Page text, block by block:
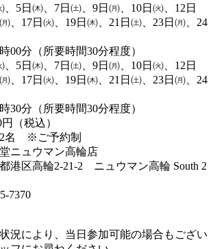
5日㈭、7日㈯、9日㈪、10日㈫、12日
、17日㈫、19日㈭、21日㈯、23日㈪、24
00分（所要時間30分程度）
5日㈭、7日㈯、9日㈪、10日㈫、12日
、17日㈫、19日㈭、21日㈯、23日㈪、24
30分（所要時間30分程度）
（税込）
※ご予約制
ニュウマン高輪店
2-21-2 ニュウマン高輪 South 2
7370
況により、当日参加可能の場合もござい